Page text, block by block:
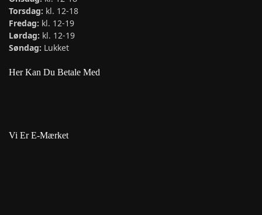
Torsdag: kl. 12-18
Fredag: kl. 12-19
Lørdag: kl. 12-19
Søndag: Lukket
Her Kan Du Betale Med
Vi Er E-Mærket